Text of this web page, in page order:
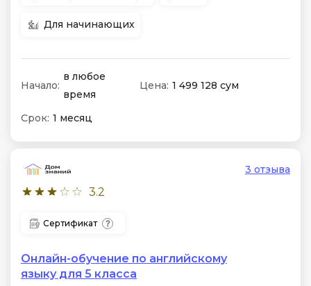
Для начинающих
Начало:
в любое
время
Цена: 1 499 128 сум
Срок: 1 месяц
3.2
3 отзыва
Сертификат
Онлайн-обучение по английскому
языку для 5 класса